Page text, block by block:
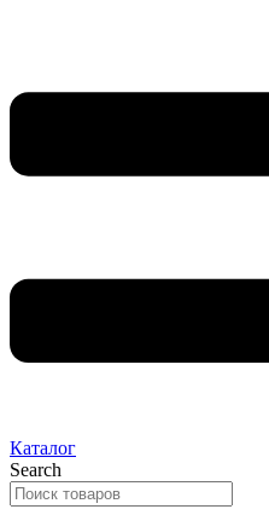
Каталог
Search